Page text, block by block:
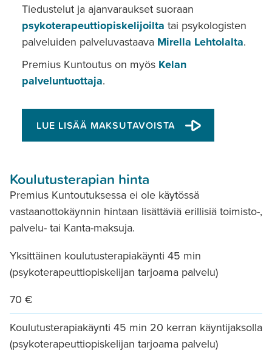
Tiedustelut ja ajanvaraukset suoraan
psykoterapeuttiopiskelijoilta tai psykologisten
palveluiden palveluvastaava Mirella Lehtolalta.
Premius Kuntoutus on myös Kelan
palveluntuottaja.
LUE LISÄÄ MAKSUTAVOISTA
Koulutusterapian hinta
Premius Kuntoutuksessa ei ole käytössä
vastaanottokäynnin hintaan lisättäviä erillisiä toimisto-,
palvelu- tai Kanta-maksuja.
Yksittäinen koulutusterapiakäynti 45 min
(psykoterapeuttiopiskelijan tarjoama palvelu)
70 €
Koulutusterapiakäynti 45 min 20 kerran käyntijaksolla
(psykoterapeuttiopiskelijan tarjoama palvelu)